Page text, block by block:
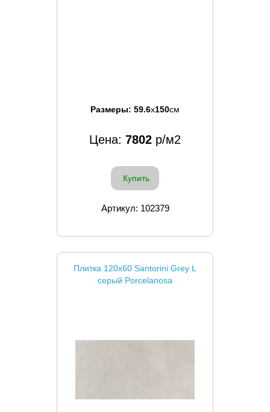
Размеры: 59.6x150см
Цена: 7802 р/м2
Купить
Артикул: 102379
Плитка 120x60 Santorini Grey L
серый Porcelanosa